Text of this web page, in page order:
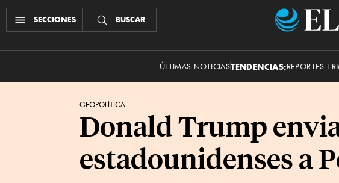
SECCIONES BUSCAR
ÚLTIMAS NOTICIASTENDENCIAS:REPORTES
GEOPOLÍTICA
Donald Trump
estadounidenses a